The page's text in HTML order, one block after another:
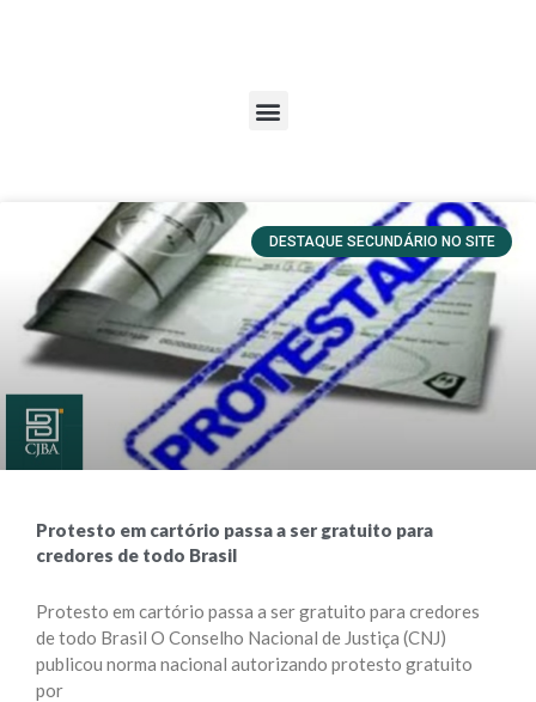
DESTAQUE SECUNDÁRIO NO SITE
Protesto em cartório passa a ser gratuito para
credores de todo Brasil
Protesto em cartório passa a ser gratuito para credores
de todo Brasil O Conselho Nacional de Justiça (CNJ)
publicou norma nacional autorizando protesto gratuito
por